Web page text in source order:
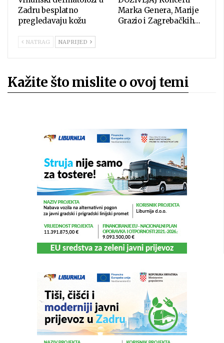
Zadru besplatno
pregledavaju kožu
Marka Genera, Marije
Grazio i Zagrebačkih…
NATRAG NAPRIJED
Kažite što mislite o ovoj temi